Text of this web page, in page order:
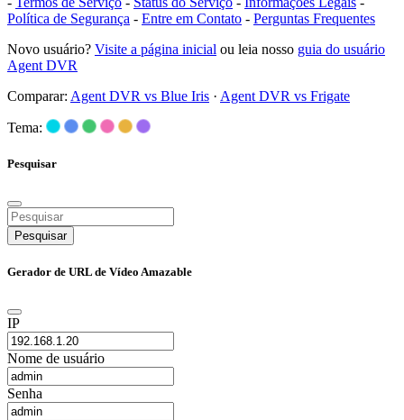
Política de Segurança - Entre em Contato - Perguntas Frequentes
Novo usuário? Visite a página inicial ou leia nosso guia do usuário
Agent DVR
Comparar: Agent DVR vs Blue Iris · Agent DVR vs Frigate
Tema:
Pesquisar
Pesquisar
Gerador de URL de Vídeo Amazable
IP
Nome de usuário
Senha